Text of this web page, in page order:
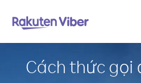
Cách thức gọi